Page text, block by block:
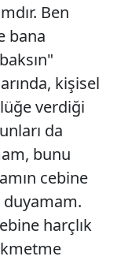
Ben
bana
kişisel
verdiği
da
bunu
cebine
duyamam.
harçlık